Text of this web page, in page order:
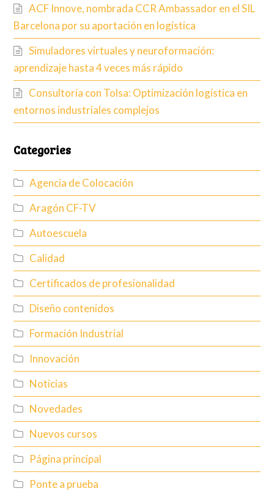
ACF Innove, nombrada CCR Ambassador en el SIL
Barcelona por su aportación en logística
Simuladores virtuales y neuroformación:
aprendizaje hasta 4 veces más rápido
Consultoría con Tolsa: Optimización logística en
entornos industriales complejos
Categories
Agencia de Colocación
Aragón CF-TV
Autoescuela
Calidad
Certificados de profesionalidad
Diseño contenidos
Formación Industrial
Innovación
Noticias
Novedades
Nuevos cursos
Página principal
Ponte a prueba